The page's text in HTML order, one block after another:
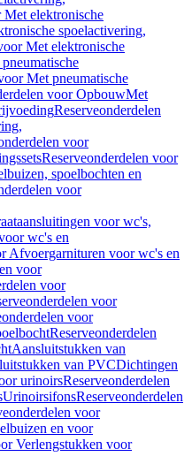
Met elektronische
spoelactivering,
Met elektronische
Met pneumatische
voor OpbouwMet
Reserveonderdelen
voor
Reserveonderdelen voor
spoelbochten en
voor
voor wc's,
wc's en
Afvoergarnituren voor wc's en
voor
voor
voor
voor
Reserveonderdelen
Aansluitstukken van
van PVCDichtingen
urinoirsReserveonderdelen
UrinoirsifonsReserveonderdelen
voor
en voor
Verlengstukken voor